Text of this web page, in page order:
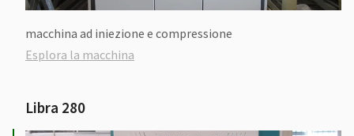
macchina ad iniezione e compressione
Esplora la macchina
Libra 280